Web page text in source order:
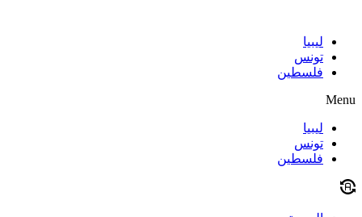
contentليبيا
تونس
فلسطين
Menu
ليبيا
تونس
فلسطين